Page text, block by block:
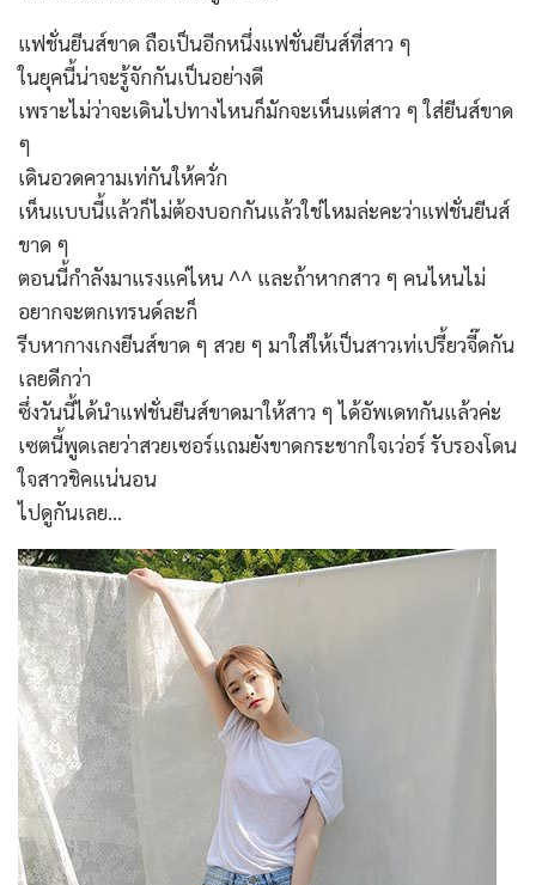
แฟชั่นยีนส์ขาด ถือเป็นอีกหนึ่งแฟชั่นยีนส์ที่สาว ๆ
ในยุคนี้น่าจะรู้จักกันเป็นอย่างดี
เพราะไม่ว่าจะเดินไปทางไหนก็มักจะเห็นแต่สาว ๆ ใส่ยีนส์ขาด
ๆ
เดินอวดความเท่กันให้ควั่ก
เห็นแบบนี้แล้วก็ไม่ต้องบอกกันแล้วใช่ไหมล่ะคะว่าแฟชั่นยีนส์
ขาด ๆ
ตอนนี้กำลังมาแรงแค่ไหน ^^ และถ้าหากสาว ๆ คนไหนไม่
อยากจะตกเทรนด์ละก็
รีบหากางเกงยีนส์ขาด ๆ สวย ๆ มาใส่ให้เป็นสาวเท่เปรี้ยวจี๊ดกัน
เลยดีกว่า
ซึ่งวันนี้ได้นำแฟชั่นยีนส์ขาดมาให้สาว ๆ ได้อัพเดทกันแล้วค่ะ
เซตนี้พูดเลยว่าสวยเซอร์แถมยังขาดกระชากใจเว่อร์ รับรองโดน
ใจสาวชิคแน่นอน
ไปดูกันเลย…